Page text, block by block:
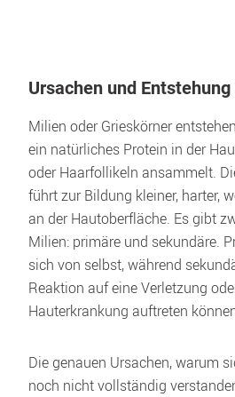
Ursachen und
Milien oder Grieskörner
ein natürliches Protein in der
oder Haarfollikeln ansammelt.
führt zur Bildung kleiner, harter,
an der Hautoberfläche. Es gibt
Milien: primäre und sekundäre.
sich von selbst, während
Reaktion auf eine Verletzung
Hauterkrankung auftreten
Die genauen Ursachen, warum
noch nicht vollständig